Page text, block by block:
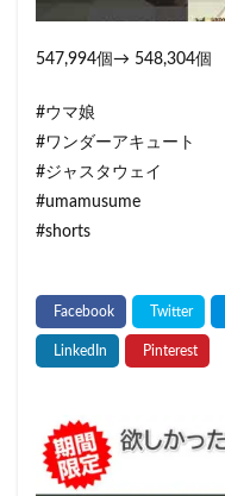
547,994個→ 548,304個
#ウマ娘
#ワンダーアキュート
#ジャスタウェイ
#umamusume
#shorts